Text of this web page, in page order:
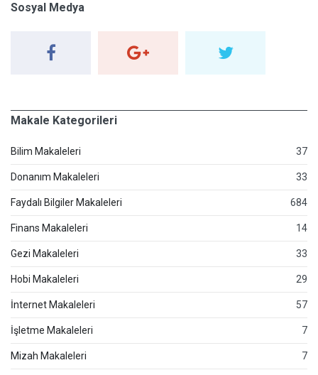
Sosyal Medya
Makale Kategorileri
Bilim Makaleleri 37
Donanım Makaleleri 33
Faydalı Bilgiler Makaleleri 684
Finans Makaleleri 14
Gezi Makaleleri 33
Hobi Makaleleri 29
İnternet Makaleleri 57
İşletme Makaleleri 7
Mizah Makaleleri 7